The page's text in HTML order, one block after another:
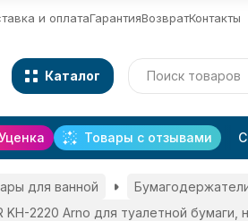
и оплатаГарантияВозвратКонтакты
Каталог
Товары с отзывами
для ванной
KH-2220 Arno для туалетной бумаги,